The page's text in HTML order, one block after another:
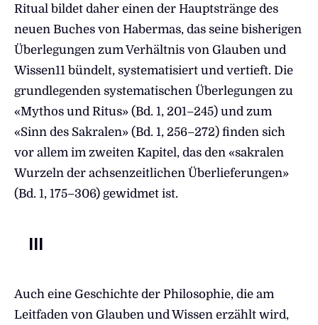
Ritual bildet daher einen der Hauptstränge des
neuen Buches von Habermas, das seine bisherigen
Überlegungen zum Verhältnis von Glauben und
Wissen11 bündelt, systematisiert und vertieft. Die
grundlegenden systematischen Überlegungen zu
«Mythos und Ritus» (Bd. 1, 201–245) und zum
«Sinn des Sakralen» (Bd. 1, 256–272) finden sich
vor allem im zweiten Kapitel, das den «sakralen
Wurzeln der achsenzeitlichen Überlieferungen»
(Bd. 1, 175–306) gewidmet ist.
III
Auch eine Geschichte der Philosophie, die am
Leitfaden von Glauben und Wissen erzählt wird,